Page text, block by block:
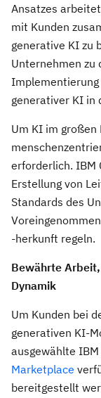
Ansatzes
mit Kunden
generative KI zu
Unternehmen zu
generativer KI in
Um KI im
erforderlich. IBM
Erstellung von
Standards des
-herkunft regeln.
Bewährte
Dynamik
Um Kunden bei
generativen KI-
ausgewählte
Marketplace
bereitgestellt